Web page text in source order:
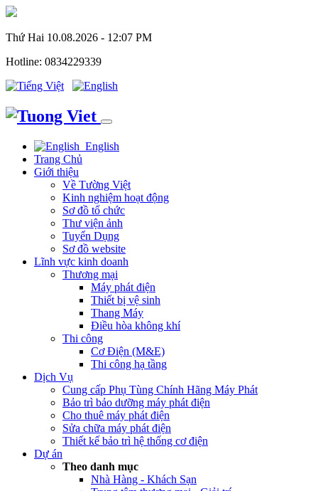
Thứ Hai 10.08.2026 - 12:07 PM
Hotline: 0834229339
English
Trang Chủ
Giới thiệu
Về Tường Việt
Kinh nghiệm hoạt động
Sơ đồ tổ chức
Thư viện ảnh
Tuyển Dụng
Sơ đồ website
Lĩnh vực kinh doanh
Thương mại
Máy phát điện
Thiết bị vệ sinh
Thang Máy
Điều hòa không khí
Thi công
Cơ Điện (M&E)
Thi công hạ tầng
Dịch Vụ
Cung cấp Phụ Tùng Chính Hãng Máy Phát
Bảo trì bảo dưỡng máy phát điện
Cho thuê máy phát điện
Sửa chữa máy phát điện
Thiết kế bảo trì hệ thống cơ điện
Dự án
Theo danh mục
Nhà Hàng - Khách Sạn